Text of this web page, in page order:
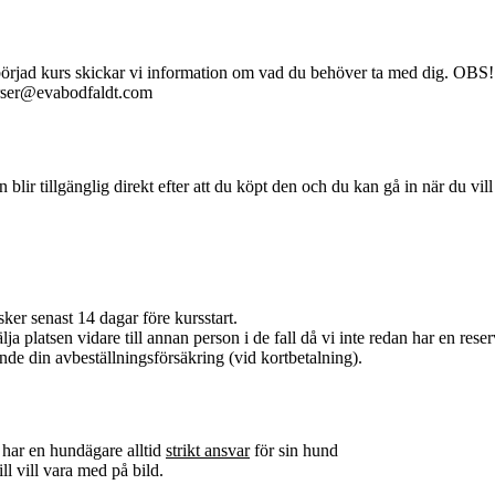
kurs skickar vi information om vad du behöver ta med dig.
tillgänglig direkt efter att du köpt den och du kan gå in när du
senast 14 dagar före kursstart.
platsen vidare till annan person i de fall då vi inte redan har en
din avbeställningsförsäkring (vid kortbetalning).
en hundägare alltid strikt ansvarför sin hund
vill vara med på bild.